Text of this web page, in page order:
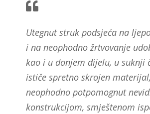
Utegnut struk podsjeća na
i na neophodno žrtvovanje
kao i u donjem dijelu, u suknji
ističe spretno skrojen
neophodno potpomognut
konstrukcijom, smještenom